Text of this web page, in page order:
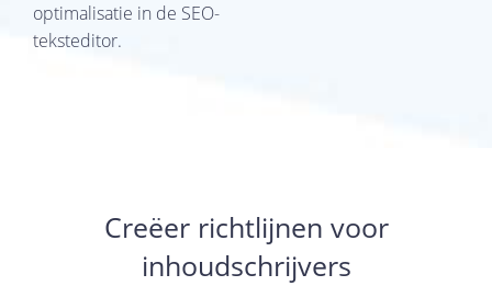
optimalisatie in de SEO-
teksteditor.
Creëer richtlijnen voor
inhoudschrijvers